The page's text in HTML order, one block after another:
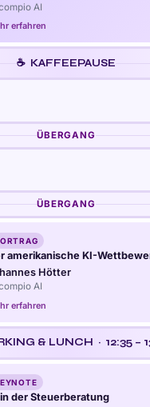
AI
erfahren
☕ KAFFEEPAUSE
ÜBERGANG
ÜBERGANG
amerikanische KI-
Hötter
AI
erfahren
& LUNCH · 12:35 –
der Steuerberatung